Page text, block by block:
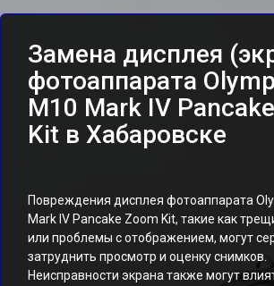
Замена дисплея
фотоаппарата
M10 Mark IV
Kit в Хабаровске
Повреждения дисплея фотоаппарата
Mark IV Pancake Zoom Kit, такие как
или проблемы с отображением, могут
затруднить просмотр и оценку снимков.
Неисправности экрана также могут